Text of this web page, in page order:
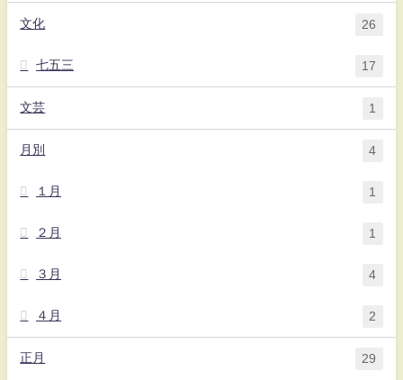
文化 26
七五三 17
文芸 1
月別 4
１月 1
２月 1
３月 4
４月 2
正月 29